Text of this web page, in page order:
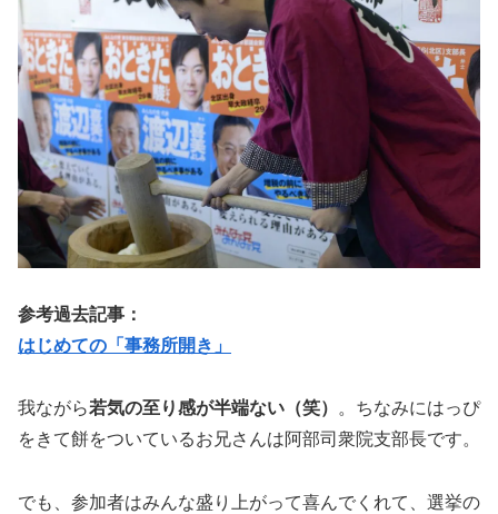
参考過去記事：
はじめての「事務所開き」
我ながら若気の至り感が半端ない（笑）
。ちなみにはっぴ
をきて餅をついているお兄さんは阿部司衆院支部長です。
でも、参加者はみんな盛り上がって喜んでくれて、選挙の